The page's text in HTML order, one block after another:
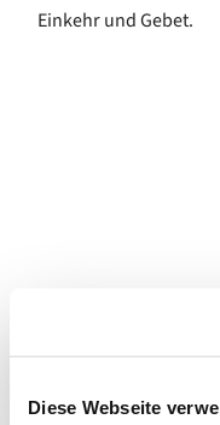
Diese Webseite
Einkehr und Gebet.